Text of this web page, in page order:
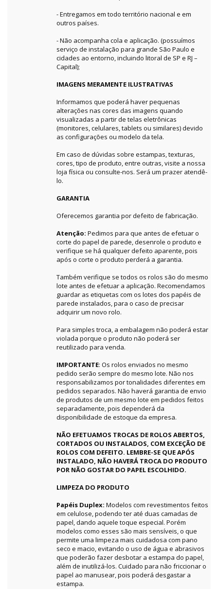
- Entregamos em todo território nacional e em
outros países.
- Não acompanha cola e aplicação. (possuímos
serviço de instalação para grande São Paulo e
cidades ao entorno, incluindo litoral de SP e RJ –
Capital);
IMAGENS MERAMENTE ILUSTRATIVAS
Informamos que poderá haver pequenas
alterações nas cores das imagens quando
visualizadas a partir de telas eletrônicas
(monitores, celulares, tablets ou similares) devido
as configurações ou modelo da tela.
Em caso de dúvidas sobre estampas, texturas,
cores, tipo de produto, entre outras, visite a nossa
loja física ou consulte-nos. Será um prazer atendê-
lo.
GARANTIA
Oferecemos garantia por defeito de fabricação.
Atenção: Pedimos para que antes de efetuar o
corte do papel de parede, desenrole o produto e
verifique se há qualquer defeito aparente, pois
após o corte o produto perderá a garantia.
Também verifique se todos os rolos são do mesmo
lote antes de efetuar a aplicação. Recomendamos
guardar as etiquetas com os lotes dos papéis de
parede instalados, para o caso de precisar
adquirir um novo rolo.
Para simples troca, a embalagem não poderá estar
violada porque o produto não poderá ser
reutilizado para venda.
IMPORTANTE: Os rolos enviados no mesmo
pedido serão sempre do mesmo lote. Não nos
responsabilizamos por tonalidades diferentes em
pedidos separados. Não haverá garantia de envio
de produtos de um mesmo lote em pedidos feitos
separadamente, pois dependerá da
disponibilidade de estoque da empresa.
NÃO EFETUAMOS TROCAS DE ROLOS ABERTOS,
CORTADOS OU INSTALADOS, COM EXCEÇÃO DE
ROLOS COM DEFEITO. LEMBRE-SE QUE APÓS
INSTALADO, NÃO HAVERÁ TROCA DO PRODUTO
POR NÃO GOSTAR DO PAPEL ESCOLHIDO.
LIMPEZA DO PRODUTO
Papéis Duplex: Modelos com revestimentos feitos
em celulose, podendo ter até duas camadas de
papel, dando aquele toque especial. Porém
modelos como esses são mais sensíveis, o que
permite uma limpeza mais cuidadosa com pano
seco e macio, evitando o uso de água e abrasivos
que poderão fazer desbotar a estampa do papel,
além de inutilizá-los. Cuidado para não friccionar o
papel ao manusear, pois poderá desgastar a
estampa.